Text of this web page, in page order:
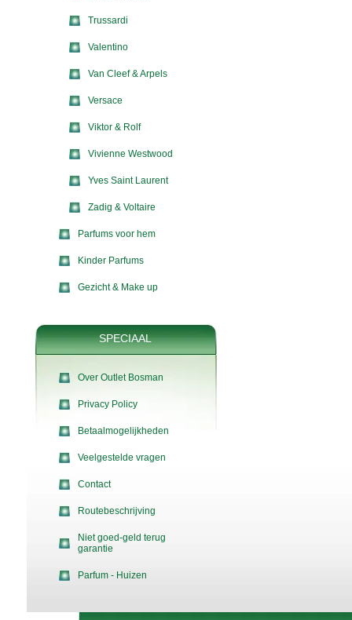
Trussardi
Valentino
Van Cleef & Arpels
Versace
Viktor & Rolf
Vivienne Westwood
Yves Saint Laurent
Zadig & Voltaire
Parfums voor hem
Kinder Parfums
Gezicht & Make up
SPECIAAL
Over Outlet Bosman
Privacy Policy
Betaalmogelijkheden
Veelgestelde vragen
Contact
Routebeschrijving
Niet goed-geld terug
garantie
Parfum - Huizen